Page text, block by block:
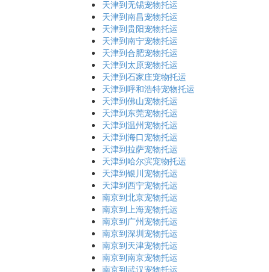
天津到无锡宠物托运
天津到南昌宠物托运
天津到贵阳宠物托运
天津到南宁宠物托运
天津到合肥宠物托运
天津到太原宠物托运
天津到石家庄宠物托运
天津到呼和浩特宠物托运
天津到佛山宠物托运
天津到东莞宠物托运
天津到温州宠物托运
天津到海口宠物托运
天津到拉萨宠物托运
天津到哈尔滨宠物托运
天津到银川宠物托运
天津到西宁宠物托运
南京到北京宠物托运
南京到上海宠物托运
南京到广州宠物托运
南京到深圳宠物托运
南京到天津宠物托运
南京到南京宠物托运
南京到武汉宠物托运